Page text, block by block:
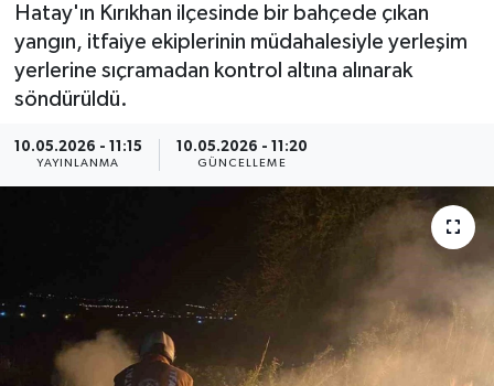
Hatay'ın Kırıkhan ilçesinde bir bahçede çıkan
yangın, itfaiye ekiplerinin müdahalesiyle yerleşim
yerlerine sıçramadan kontrol altına alınarak
söndürüldü.
10.05.2026 - 11:15
YAYINLANMA
10.05.2026 - 11:20
GÜNCELLEME
Bilim Teknoloji
Bölge
Dünya
Tüm Manşetler
Son Dakika Haberleri